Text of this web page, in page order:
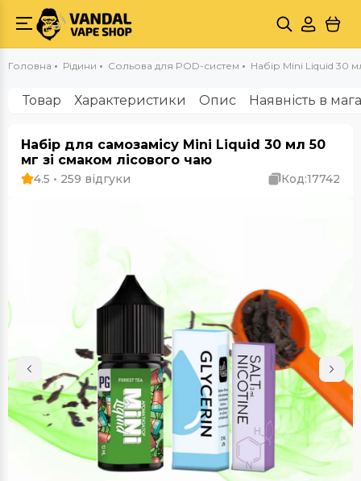
Головна Рідини Сольова для POD-систем Набір Mini Liquid 30
Товар Характеристики Опис Наявність в
Набір для самозамісу Mini Liquid 30 мл 50
мг зі смаком лісового чаю
4.5 • 259 відгуки Код:17742